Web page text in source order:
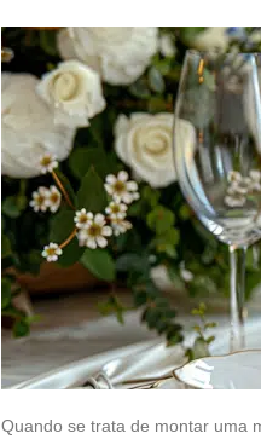
Quando se trata de montar uma